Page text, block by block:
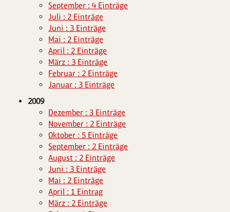
September : 4 Einträge
Juli : 2 Einträge
Juni : 3 Einträge
Mai : 2 Einträge
April : 2 Einträge
März : 3 Einträge
Februar : 2 Einträge
Januar : 3 Einträge
2009
Dezember : 3 Einträge
November : 2 Einträge
Oktober : 5 Einträge
September : 2 Einträge
August : 2 Einträge
Juni : 3 Einträge
Mai : 2 Einträge
April : 1 Eintrag
März : 2 Einträge